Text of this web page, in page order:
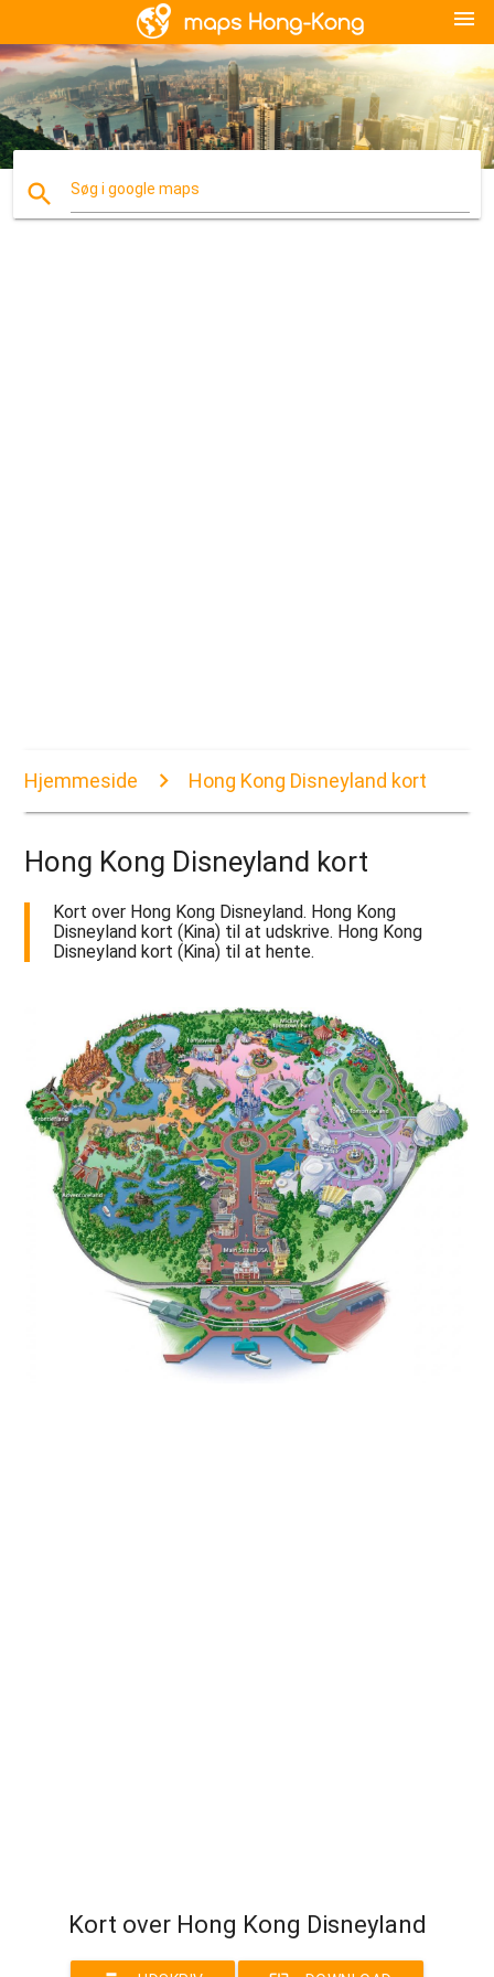
menu
search Søg i google maps
Hjemmeside Hong Kong Disneyland kort
Hong Kong Disneyland kort
Kort over Hong Kong Disneyland. Hong Kong
Disneyland kort (Kina) til at udskrive. Hong Kong
Disneyland kort (Kina) til at hente.
Kort over Hong Kong Disneyland